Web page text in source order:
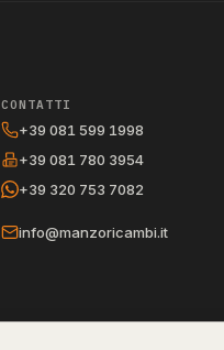
CONTATTI
+39 081 599 1998
+39 081 780 3954
+39 320 753 7082
info@manzoricambi.it